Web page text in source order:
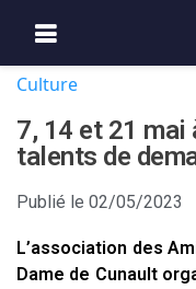
Culture
7, 14 et 21 mai
talents de
Publié le 02/05/2023
L’association des
Dame de Cunault